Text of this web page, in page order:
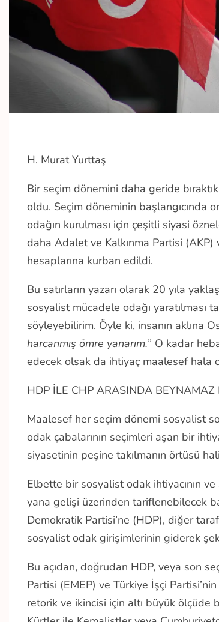
H. Murat Yurttaş
Bir seçim dönemini daha geride
oldu. Seçim döneminin başlangıcında
odağın kurulması için çeşitli siyasi
daha Adalet ve Kalkınma Partisi (AKP)
hesaplarına kurban edildi.
Bu satırların yazarı olarak 20 yıla
sosyalist mücadele odağı yaratılması
söyleyebilirim. Öyle ki, insanın aklına
harcanmış ömre yanarım.” O kadar
edecek olsak da ihtiyaç maalesef hala
HDP İLE CHP ARASINDA BEYNAMAZ
Maalesef her seçim dönemi sosyalist
odak çabalarının seçimleri aşan bir
siyasetinin peşine takılmanın örtüsü
Elbette bir sosyalist odak ihtiyacının
yana gelişi üzerinden tariflenebilecek
Demokratik Partisi’ne (HDP), diğer
sosyalist odak girişimlerinin giderek
Bu açıdan, doğrudan HDP, veya son
Partisi (EMEP) ve Türkiye İşçi
retorik ve ikincisi için altı büyük ölçüde